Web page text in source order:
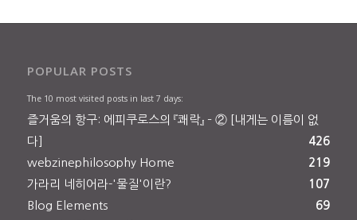
POPULAR POSTS
The 10 most visited posts in last 7 days:
즐거움의 항구: 에피쿠로스의 『쾌락』 – ② [내게는 이름이 없
다]
426
webzinephilosophy Home
219
가라리 네히어라-'물질'이란?
107
Blog Elements
69